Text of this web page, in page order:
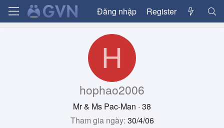
Đăng nhập Register
H
hophao2006
Mr & Ms Pac-Man · 38
Tham gia ngày 30/4/06